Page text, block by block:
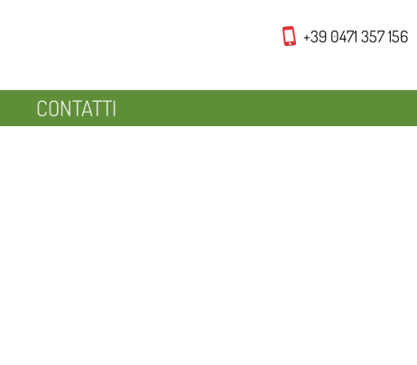
+39 0471 357 156
CONTATTI